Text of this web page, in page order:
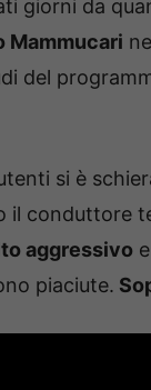
giorni da
Mammucari
del
si è
conduttore
aggressivo
piaciute.